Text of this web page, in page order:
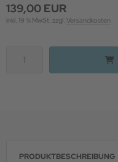
139,00 EUR
inkl. 19 % MwSt. zzgl. Versandkosten
PRODUKTBESCHREIBUNG